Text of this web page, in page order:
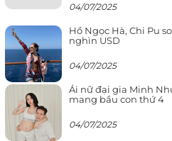
04/07/2025
Hồ Ngọc Hà, Chi Pu
nghìn USD
04/07/2025
Ái nữ đại gia Minh
mang bầu con thứ 4
04/07/2025